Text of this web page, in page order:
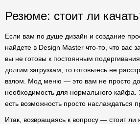
Резюме: стоит ли
Если вам по душе дизайн и создание
найдете в Design Master что-то, что вас
вы не готовы к постоянным
долгим загрузкам, то готовьтесь не
взлом. Мод меню — это вам не просто
необходимость для нормального кайфа.
есть возможность просто наслаждаться
Итак, возвращаясь к вопросу — стоит ли